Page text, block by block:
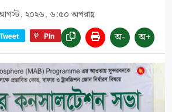
২০২৬, ৬:৫০ অপরাহ্ণ
Tweet Pin অ- অ+